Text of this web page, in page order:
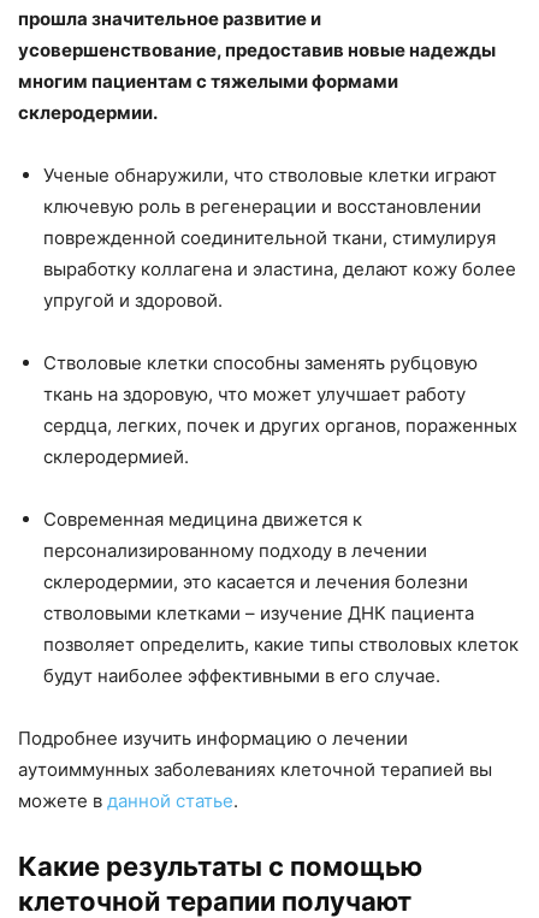
Телефон *
Я согласен сполитикой конфиденциальности*
Я принимаюусловия использования*
Хочу получать новости испециальные
прошла значительное развитие и
усовершенствование, предоставив новые надежды
многим пациентам с тяжелыми формами
склеродермии.
Ученые обнаружили, что стволовые клетки играют
ключевую роль в регенерации и восстановлении
поврежденной соединительной ткани, стимулируя
выработку коллагена и эластина, делают кожу более
упругой и здоровой.
Стволовые клетки способны заменять рубцовую
ткань на здоровую, что может улучшает работу
сердца, легких, почек и других органов, пораженных
склеродермией.
Современная медицина движется к
персонализированному подходу в лечении
склеродермии, это касается и лечения болезни
стволовыми клетками – изучение ДНК пациента
позволяет определить, какие типы стволовых клеток
будут наиболее эффективными в его случае.
Подробнее изучить информацию о лечении
аутоиммунных заболеваниях клеточной терапией вы
можете в данной статье.
Какие результаты с помощью
клеточной терапии получают